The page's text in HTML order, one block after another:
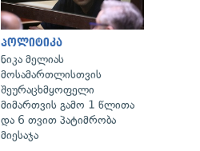
პოლიტიკა
ნიკა მელიას
მოსამართლისთვის
შეურაცხმყოფელი
მიმართვის გამო 1 წლითა
და 6 თვით პატიმრობა
მიესაჯა